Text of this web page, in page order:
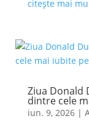
citește mai
Ziua Donald
dintre cele
iun. 9, 2026|